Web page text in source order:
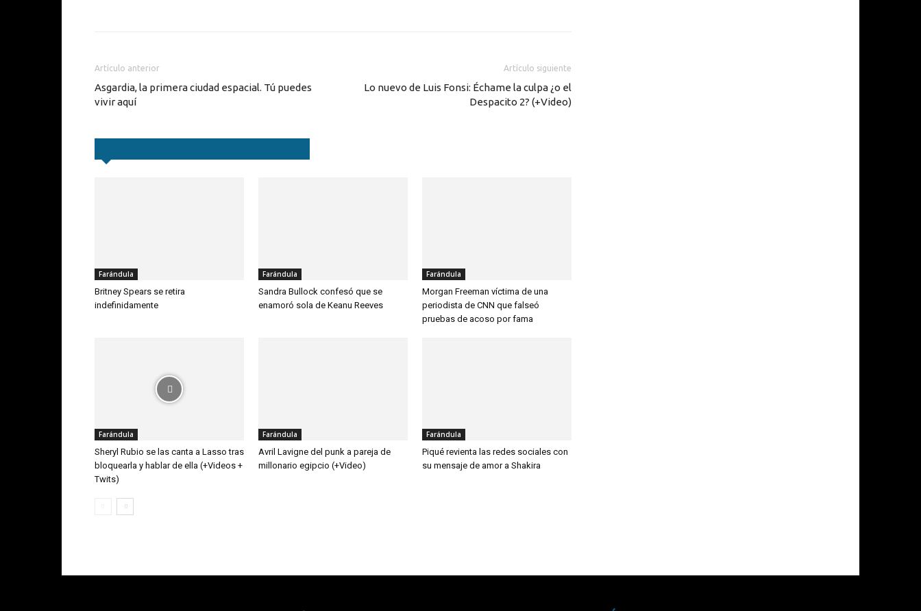
Artículo anterior
Asgardia, la primera ciudad espacial. Tú puedes
vivir aquí
Artículo siguiente
Lo nuevo de Luis Fonsi: Échame la culpa ¿o el
Despacito 2? (+Video)
Farándula
Britney Spears se retira
indefinidamente
Farándula
Sandra Bullock confesó que se
enamoró sola de Keanu Reeves
Farándula
Morgan Freeman víctima de una
periodista de CNN que falseó
pruebas de acoso por fama
Farándula
Sheryl Rubio se las canta a Lasso tras
bloquearla y hablar de ella (+Videos +
Twits)
Farándula
Avril Lavigne del punk a pareja de
millonario egipcio (+Video)
Farándula
Piqué revienta las redes sociales con
su mensaje de amor a Shakira